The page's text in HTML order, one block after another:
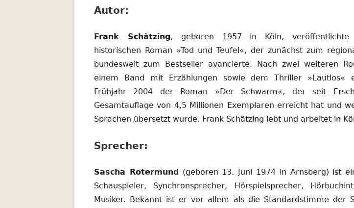
Autor:
Frank Schätzing, geboren 1957 in Köln,
historischen Roman »Tod und Teufel«, der zunächst zum
bundesweit zum Bestseller avancierte. Nach zwei weiteren
einem Band mit Erzählungen sowie dem Thriller »Lautlos«
Frühjahr 2004 der Roman »Der Schwarm«, der seit
Gesamtauflage von 4,5 Millionen Exemplaren erreicht hat und
Sprachen übersetzt wurde. Frank Schätzing lebt und arbeitet in
Sprecher:
Sascha Rotermund
(geboren 13. Juni 1974 in Arnsberg) ist
Schauspieler, Synchronsprecher, Hörspielsprecher,
Musiker. Bekannt ist er vor allem als die Standardstimme der